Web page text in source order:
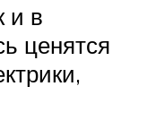
и в
ценятся